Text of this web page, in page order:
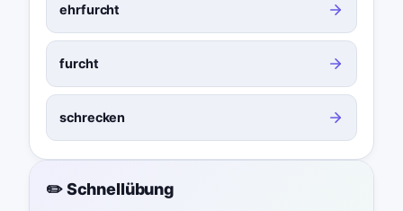
ehrfurcht
furcht
schrecken
✏️ Schnellübung